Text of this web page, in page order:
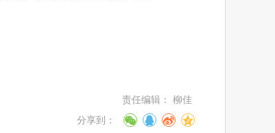
责任编辑： 柳佳
分享到：